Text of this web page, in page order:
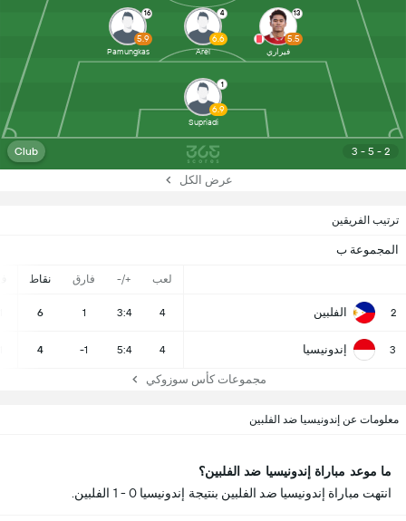
ترتيب الفريقين
المجموعة ب
لعب +/- فارق نقاط
2 الفلبين 4
3:4
1
6
3 إندونيسيا 4
5:4
-1
4
مجموعات كأس سوزوكي
3 - 5 - 2
Club
1
6.9
Supriadi
16
5.9
Pamungkas
4
6.6
Arel
13
5.5
فيراري
عرض الكل
معلومات عن إندونيسيا ضد الفلبين
ما موعد مباراة إندونيسيا ضد الفلبين؟
انتهت مباراة إندونيسيا ضد الفلبين بنتيجة إندونيسيا 0 - 1 الفلبين.